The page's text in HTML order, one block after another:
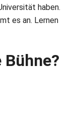
haben.
es an. Lernen